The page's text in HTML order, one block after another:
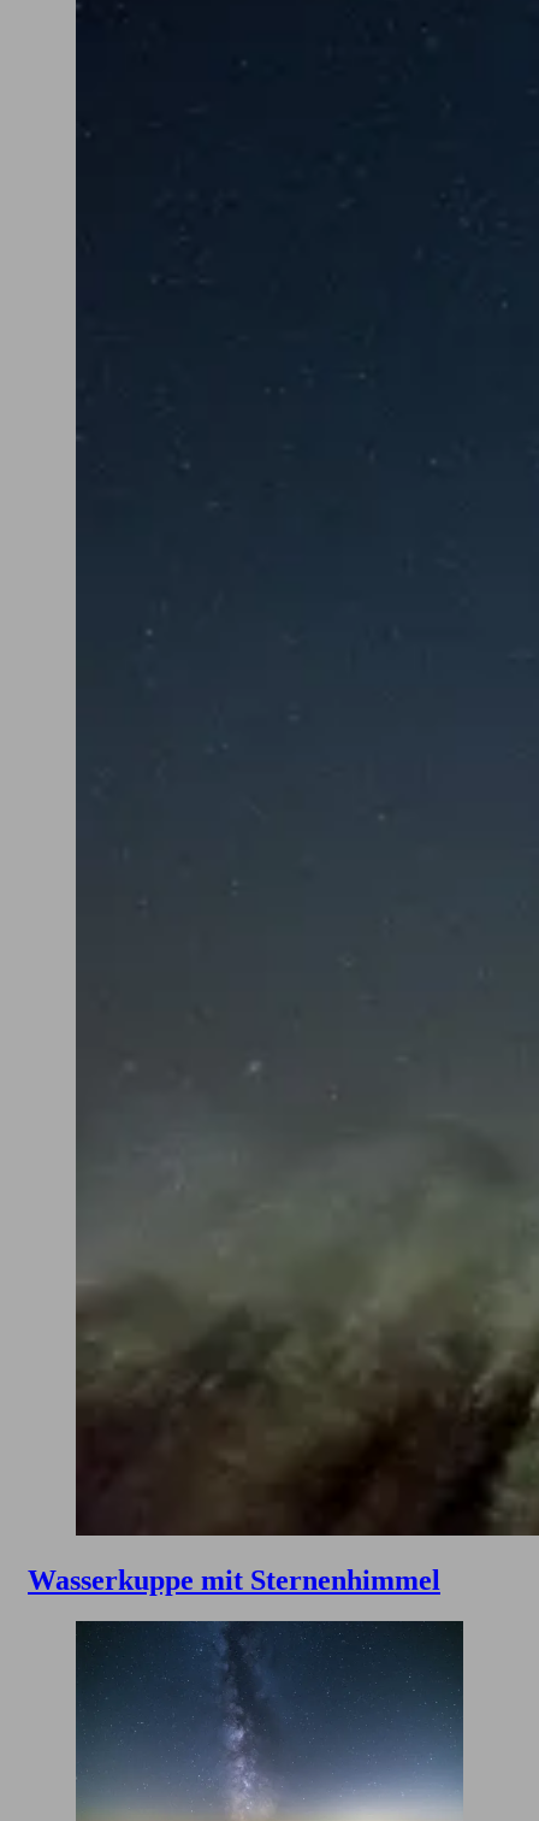
Wasserkuppe mit Sternenhimmel